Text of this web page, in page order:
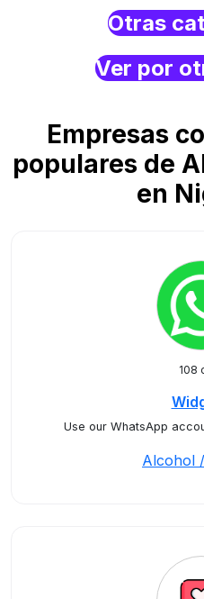
Otras
Ver por
Empresas
populares de
en
108
Use our WhatsApp
Alcohol